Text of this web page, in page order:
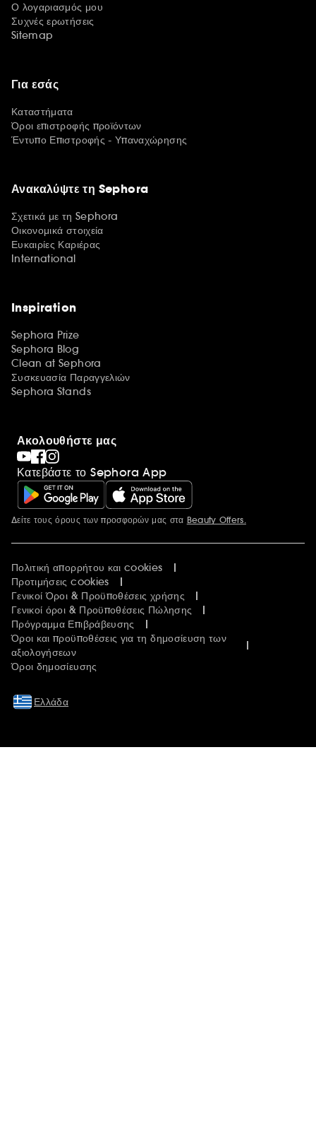
Ο λογαριασμός μου
Συχνές ερωτήσεις
Sitemap
Για εσάς
Καταστήματα
Όροι επιστροφής προϊόντων
Έντυπο Επιστροφής - Υπαναχώρησης
Ανακαλύψτε τη Sephora
Σχετικά με τη Sephora
Οικονομικά στοιχεία
Ευκαιρίες Καριέρας
International
Inspiration
Sephora Prize
Sephora Blog
Clean at Sephora
Συσκευασία Παραγγελιών
Sephora Stands
Ακολουθήστε μας
Κατεβάστε το Sephora App
Περισσότερες πληροφορίες
Δείτε τους όρους των προσφορών μας στα Beauty Offers.
Πολιτική απορρήτου και cookies
Προτιμήσεις cookies
Γενικοί Όροι & Προϋποθέσεις χρήσης
Γενικοί όροι & Προϋποθέσεις Πώλησης
Πρόγραμμα Επιβράβευσης
Όροι και προϋποθέσεις για τη δημοσίευση των
αξιολογήσεων
Όροι δημοσίευσης
Ελλάδα